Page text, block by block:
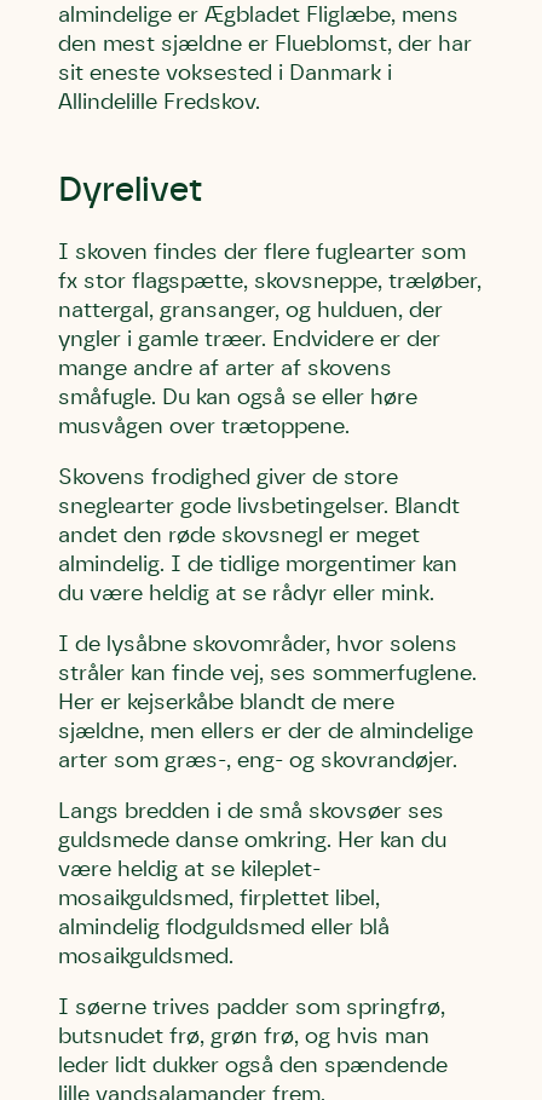
almindelige er Ægbladet Fliglæbe, mens
den mest sjældne er Flueblomst, der har
sit eneste voksested i Danmark i
Allindelille Fredskov.
Dyrelivet
I skoven findes der flere fuglearter som
fx stor flagspætte, skovsneppe, træløber,
nattergal, gransanger, og hulduen, der
yngler i gamle træer. Endvidere er der
mange andre af arter af skovens
småfugle. Du kan også se eller høre
musvågen over trætoppene.
Skovens frodighed giver de store
sneglearter gode livsbetingelser. Blandt
andet den røde skovsnegl er meget
almindelig. I de tidlige morgentimer kan
du være heldig at se rådyr eller mink.
I de lysåbne skovområder, hvor solens
stråler kan finde vej, ses sommerfuglene.
Her er kejserkåbe blandt de mere
sjældne, men ellers er der de almindelige
arter som græs-, eng- og skovrandøjer.
Langs bredden i de små skovsøer ses
guldsmede danse omkring. Her kan du
være heldig at se kileplet-
mosaikguldsmed, firplettet libel,
almindelig flodguldsmed eller blå
mosaikguldsmed.
I søerne trives padder som springfrø,
butsnudet frø, grøn frø, og hvis man
leder lidt dukker også den spændende
lille vandsalamander frem.
Du skriver under på
Linie 1
Test
Hjørring
Linie 2
Skriv under (hjørring)
Telefon
Danmarks Naturfredningsforening må gerne
kontakte mig med nyt om sagen samt fremtidige
Jeg kan til enhver tid tilbagekalde dette samtykke
ved at kontakte persondata@dn.dk
Skriv under nu
Du skriver under på
Første punkt
Endelig er kvashegnet også et godt
hjem for jordhumle, der nok er den
mest kendte af de danske
humlebiarter. Den store humlebi –
den.
Andet punkt
Humlebier bestøver effektivt
blomster og afgrøder i din have.
Sund Limfjord
Telefon
Danmarks Naturfredningsforening må gerne
kontakte mig med nyt om sagen samt fremtidige
Jeg kan til enhver tid tilbagekalde dette samtykke
ved at kontakte persondata@dn.dk
Skriv under nu
Du skriver under på
Storken tilbage til Kolding
Storken tilbage til Kolding
Telefon
Danmarks Naturfredningsforening må gerne
kontakte mig med nyt om sagen samt fremtidige
Jeg kan til enhver tid tilbagekalde dette samtykke
ved at kontakte persondata@dn.dk
Skriv under nu